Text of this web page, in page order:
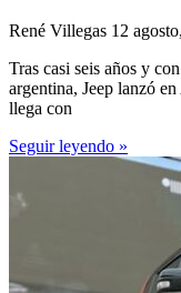
René Villegas 12
Tras casi seis años y
argentina, Jeep lanzó
llega con
Seguir leyendo »